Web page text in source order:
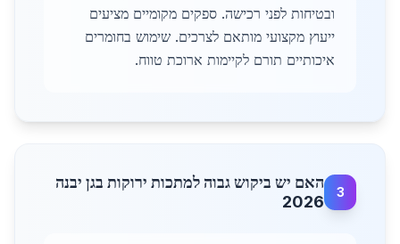
ובטיחות לפני רכישה. ספקים מקומיים מציעים
ייעוץ מקצועי מותאם לצרכים. שימוש בחומרים
איכותיים תורם לקיימות ארוכת טווח.
3
האם יש ביקוש גבוה למתכות ירוקות בגן יבנה
2026